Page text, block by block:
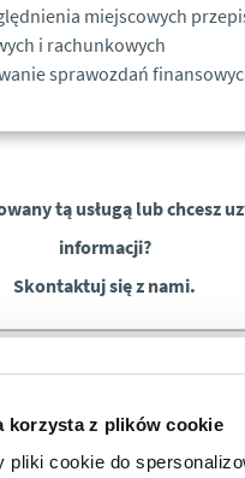
korzysta z plików cookie
pliki cookie do
miejscowych
i rachunkowych
sprawozdań
tą usługą lub chcesz
informacji?
Skontaktuj się z nami.